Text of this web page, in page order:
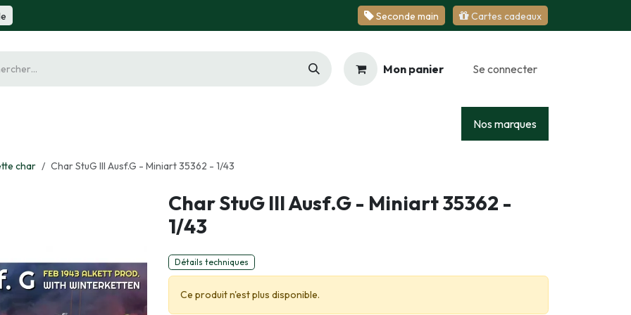
Se​​​​conde ​​​​m​​a​​in Cartes cadeaux
Mon panier Se connecter
Nos marques
char Char StuG III Ausf.G - Miniart 35362 - 1/43
Char StuG III Ausf.G - Miniart 35362 -
1/43
Détails techniques
Ce produit n'est plus disponible.